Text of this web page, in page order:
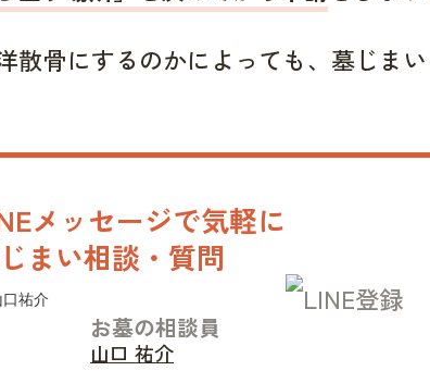
散骨にするのかによっても、墓じま
メッセージで気軽に
まい相談・質問
お墓の相談員
山口 祐介